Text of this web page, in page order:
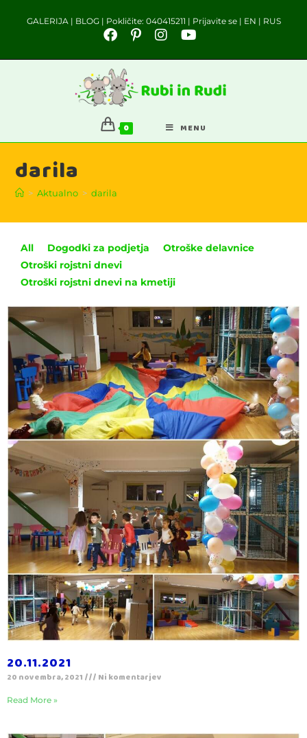
GALERIJA | BLOG | Pokličite: 040415211 | Prijavite se| EN | RUS
0 MENU
darila
> Aktualno > darila
All Dogodki za podjetja
Otroške delavnice
Otroški rojstni dnevi
Otroški rojstni dnevi na kmetiji
20.11.2021
20 novembra, 2021 Ni komentarjev
Read More »